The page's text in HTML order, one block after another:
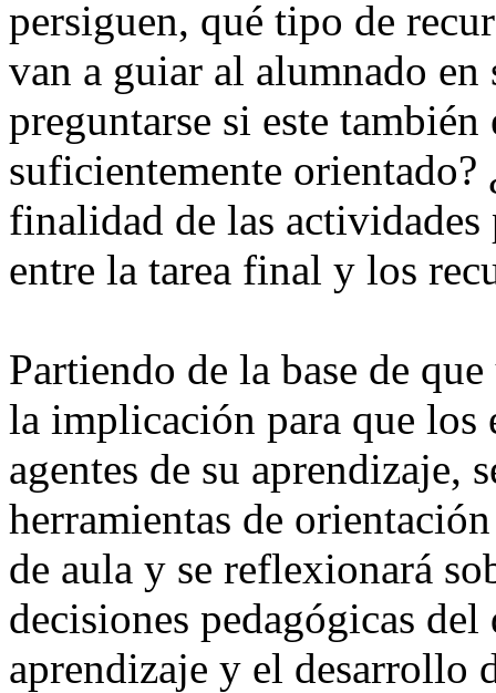
persiguen, qué tipo de
van a guiar al alumnado en
preguntarse si este
suficientemente
finalidad de las actividades
entre la tarea final y los
Partiendo de la base de
la implicación para que los
agentes de su aprendizaje,
herramientas de
de aula y se reflexionará
decisiones pedagógicas
aprendizaje y el desarrollo